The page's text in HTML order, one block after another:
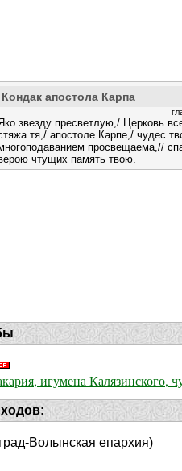
Кондак апостола Карпа
звезду пресветлую,/ Церковь
тя,/ апостоле Карпе,/ чудес
просвещаема,//
чтущих память твою.
игумена Калязинского,
Волынская епархия)